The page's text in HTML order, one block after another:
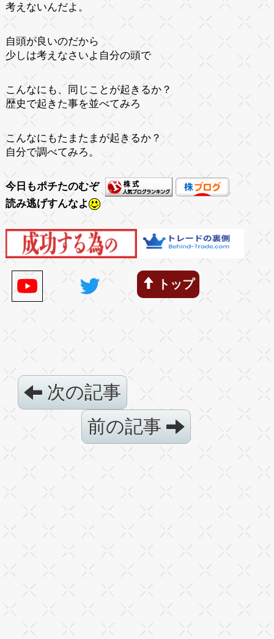
考えないんだよ。
自頭が良いのだから
少しは考えなさいよ自分の頭で
こんなにも、同じことが起きるか？
歴史で起きた事を並べてみろ
こんなにもたまたまが起きるか？
自分で調べてみろ。
今日もポチたのむぞ
読み逃げすんなよ
トップ
次の記事
前の記事